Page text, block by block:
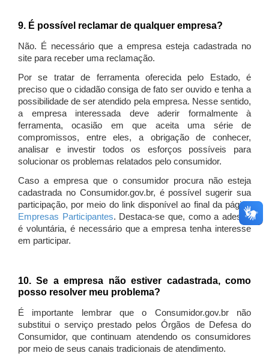
9. É possível reclamar de qualquer empresa?
Não. É necessário que a empresa esteja cadastrada no
site para receber uma reclamação.
Por se tratar de ferramenta oferecida pelo Estado, é
preciso que o cidadão consiga de fato ser ouvido e tenha a
possibilidade de ser atendido pela empresa. Nesse sentido,
a empresa interessada deve aderir formalmente à
ferramenta, ocasião em que aceita uma série de
compromissos, entre eles, a obrigação de conhecer,
analisar e investir todos os esforços possíveis para
solucionar os problemas relatados pelo consumidor.
Caso a empresa que o consumidor procura não esteja
cadastrada no Consumidor.gov.br, é possível sugerir sua
participação, por meio do link disponível ao final da página
Empresas Participantes. Destaca-se que, como a adesão
é voluntária, é necessário que a empresa tenha interesse
em participar.
10. Se a empresa não estiver cadastrada, como
posso resolver meu problema?
É importante lembrar que o Consumidor.gov.br não
substitui o serviço prestado pelos Órgãos de Defesa do
Consumidor, que continuam atendendo os consumidores
por meio de seus canais tradicionais de atendimento.